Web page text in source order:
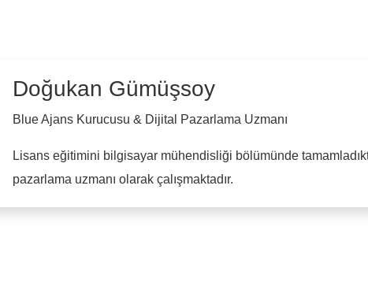
Doğukan Gümüşsoy
Blue Ajans Kurucusu & Dijital Pazarlama Uzmanı
Lisans eğitimini bilgisayar mühendisliği bölümünde
pazarlama uzmanı olarak çalışmaktadır.